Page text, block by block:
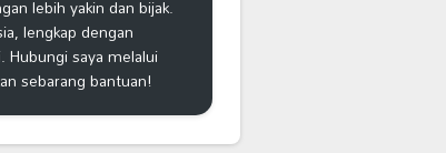
lebih yakin dan bijak.
lengkap dengan
Hubungi saya melalui
sebarang bantuan!